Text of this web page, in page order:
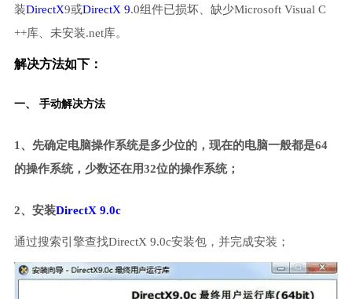
装DirectX9或DirectX 9.0组件已损坏、缺少Microsoft Visual C
++库、未安装.net库。
解决方法如下：
一、 手动解决方法
1、先确定电脑操作系统是多少位的，现在的电脑一般都是64
的操作系统，少数还在用32位的操作系统；
2、安装DirectX 9.0c
通过搜索引擎查找DirectX 9.0c安装包，并完成安装；